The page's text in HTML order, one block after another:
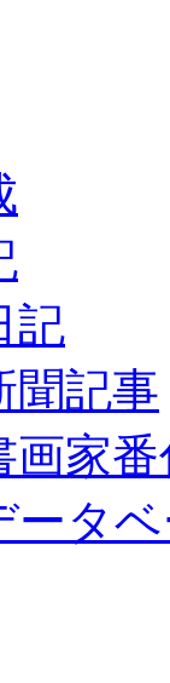
記
聞記事
画家
ータ